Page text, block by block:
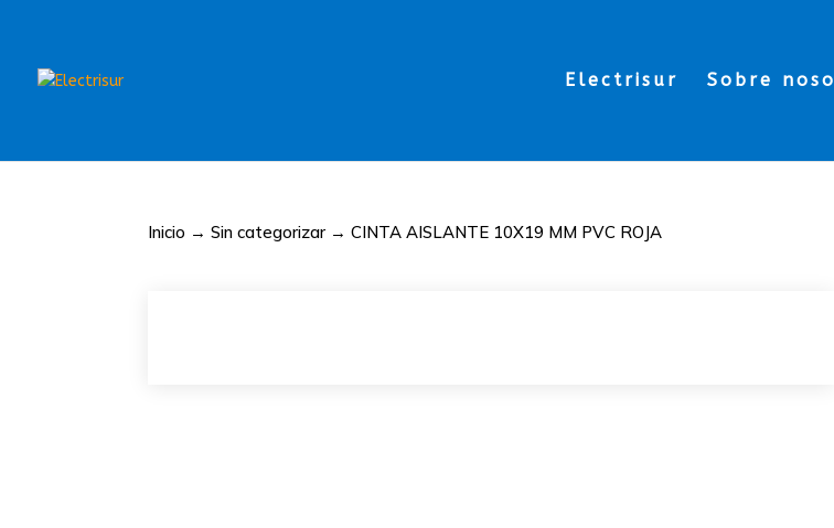
Electrisur Sobre
Inicio →Sin categorizar → CINTA AISLANTE 10X19 MM PVC ROJA